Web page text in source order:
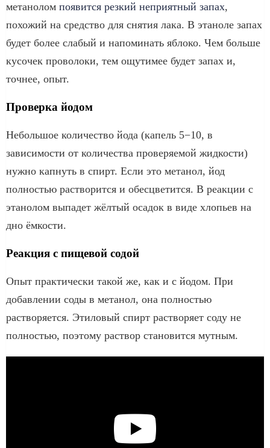
метанолом появится резкий неприятный запах,
похожий на средство для снятия лака. В этаноле запах
будет более слабый и напоминать яблоко. Чем больше
кусочек проволоки, тем ощутимее будет запах и,
точнее, опыт.
Проверка йодом
Небольшое количество йода (капель 5−10, в
зависимости от количества проверяемой жидкости)
нужно капнуть в спирт. Если это метанол, йод
полностью растворится и обесцветится. В реакции с
этанолом выпадет жёлтый осадок в виде хлопьев на
дно ёмкости.
Реакция с пищевой содой
Опыт практически такой же, как и с йодом. При
добавлении соды в метанол, она полностью
растворяется. Этиловый спирт растворяет соду не
полностью, поэтому раствор становится мутным.